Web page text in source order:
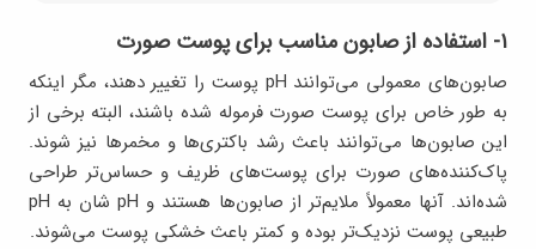
۱- استفاده از صابون مناسب برای پوست صورت
صابون‌های معمولی می‌توانند pH پوست را تغییر دهند، مگر اینکه
به طور خاص برای پوست صورت فرموله شده باشند، البته برخی از
این صابون‌ها می‌توانند باعث رشد باکتری‌ها و مخمرها نیز شوند.
پاک‌کننده‌های صورت برای پوست‌های ظریف‌ و حساس‌تر طراحی
شده‌اند. آنها معمولاً ملایم‌تر از صابون‌ها هستند و pH شان به pH
طبیعی پوست نزدیک‌تر بوده و کمتر باعث خشکی پوست می‌شوند.